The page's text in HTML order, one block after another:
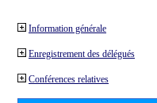
Information générale
Enregistrement des délégués
Conférences relatives